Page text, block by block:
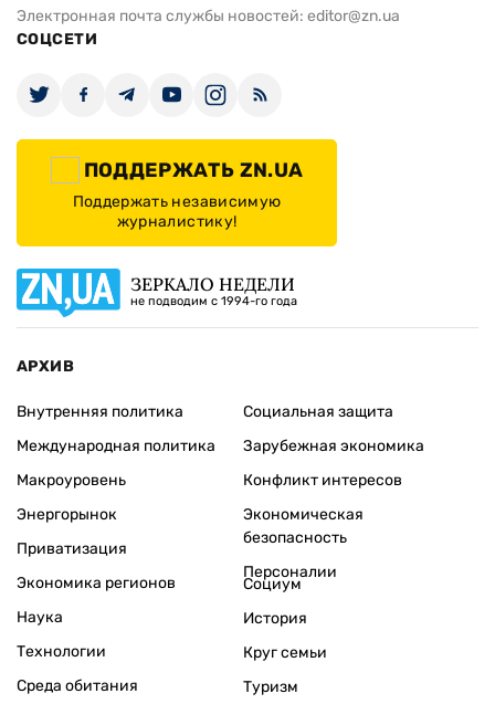
Электронная почта службы новостей: editor@zn.ua
СОЦСЕТИ
ПОДДЕРЖАТЬ ZN.UA
Поддержать независимую
журналистику!
ЗЕРКАЛО НЕДЕЛИ
не подводим с 1994-го года
АРХИВ
Внутренняя политика
Международная политика
Макроуровень
Энергорынок
Приватизация
Экономика регионов
Социальная защита
Зарубежная экономика
Конфликт интересов
Экономическая
безопасность
Персоналии
Наука
Технологии
Среда обитания
Социум
История
Круг семьи
Туризм